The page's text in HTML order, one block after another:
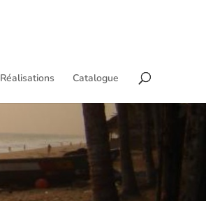
Réalisations Catalogue